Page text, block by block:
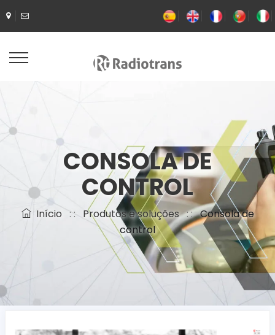
CONSOLA DE
CONTROL
Início : : Produtos e soluções: :Consola de
control